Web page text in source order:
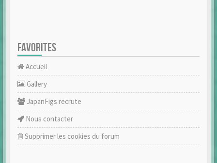
FAVORITES
Accueil
Gallery
JapanFigs recrute
Nous contacter
Supprimer les cookies du forum